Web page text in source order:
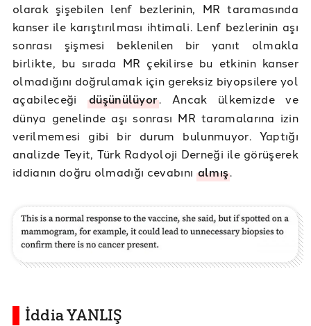
olarak şişebilen lenf bezlerinin, MR taramasında
kanser ile karıştırılması ihtimali. Lenf bezlerinin aşı
sonrası şişmesi beklenilen bir yanıt olmakla
birlikte, bu sırada MR çekilirse bu etkinin kanser
olmadığını doğrulamak için gereksiz biyopsilere yol
açabileceği düşünülüyor. Ancak ülkemizde ve
dünya genelinde aşı sonrası MR taramalarına izin
verilmemesi gibi bir durum bulunmuyor. Yaptığı
analizde Teyit, Türk Radyoloji Derneği ile görüşerek
iddianın doğru olmadığı cevabını almış.
İddia YANLIŞ